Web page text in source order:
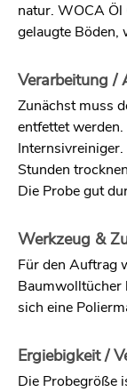
natur. WOCA Öl
gelaugte Böden,
Verarbeitung /
Zunächst muss
entfettet
Stunden
Die Probe gut
Werkzeug &
Für den Auftrag
Baumwolltücher
sich eine
Ergiebigkeit /
Die Probegröße